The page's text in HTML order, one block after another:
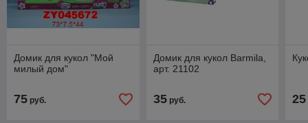
Домик для кукол "Мой
милый дом"
75 руб.
Домик для кукол Barmila,
арт. 21102
35руб. 25